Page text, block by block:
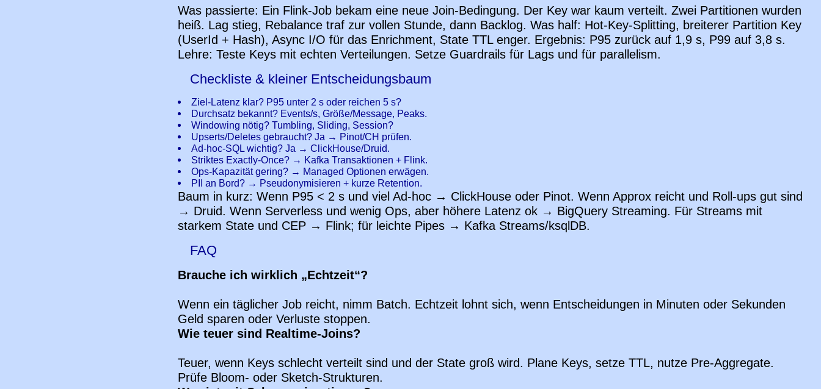
Was passierte: Ein Flink-Job bekam eine neue Join-Bedingung. Der Key war kaum verteilt. Zwei Partitionen wurden
heiß. Lag stieg, Rebalance traf zur vollen Stunde, dann Backlog. Was half: Hot-Key-Splitting, breiterer Partition Key
(UserId + Hash), Async I/O für das Enrichment, State TTL enger. Ergebnis: P95 zurück auf 1,9 s, P99 auf 3,8 s.
Lehre: Teste Keys mit echten Verteilungen. Setze Guardrails für Lags und für parallelism.
Checkliste & kleiner Entscheidungsbaum
Ziel-Latenz klar? P95 unter 2 s oder reichen 5 s?
Durchsatz bekannt? Events/s, Größe/Message, Peaks.
Windowing nötig? Tumbling, Sliding, Session?
Upserts/Deletes gebraucht? Ja → Pinot/CH prüfen.
Ad-hoc-SQL wichtig? Ja → ClickHouse/Druid.
Striktes Exactly-Once? → Kafka Transaktionen + Flink.
Ops-Kapazität gering? → Managed Optionen erwägen.
PII an Bord? → Pseudonymisieren + kurze Retention.
Baum in kurz: Wenn P95 < 2 s und viel Ad-hoc → ClickHouse oder Pinot. Wenn Approx reicht und Roll-ups gut sind
→ Druid. Wenn Serverless und wenig Ops, aber höhere Latenz ok → BigQuery Streaming. Für Streams mit
starkem State und CEP → Flink; für leichte Pipes → Kafka Streams/ksqlDB.
FAQ
Brauche ich wirklich „Echtzeit“?
Wenn ein täglicher Job reicht, nimm Batch. Echtzeit lohnt sich, wenn Entscheidungen in Minuten oder Sekunden
Geld sparen oder Verluste stoppen.
Wie teuer sind Realtime-Joins?
Teuer, wenn Keys schlecht verteilt sind und der State groß wird. Plane Keys, setze TTL, nutze Pre-Aggregate.
Prüfe Bloom- oder Sketch-Strukturen.